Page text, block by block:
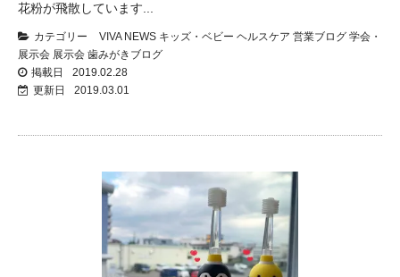
花粉が飛散しています...
カテゴリー VIVA NEWS キッズ・ベビー ヘルスケア 営業ブログ 学会・
展示会 展示会 歯みがきブログ
掲載日
2019.02.28
更新日
2019.03.01